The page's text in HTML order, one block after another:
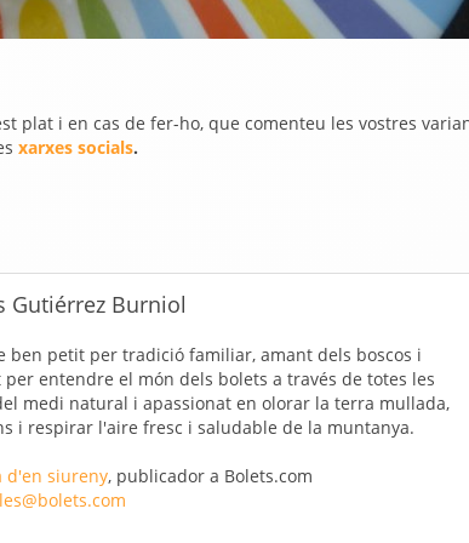
plat i en cas de fer-ho, que comenteu les vostres
xarxes socials.
Gutiérrez Burniol
ben petit per tradició familiar, amant dels boscos i
entendre el món dels bolets a través de totes les
medi natural i apassionat en olorar la terra mullada,
i respirar l'aire fresc i saludable de la muntanya.
d'en siureny, publicador a Bolets.com